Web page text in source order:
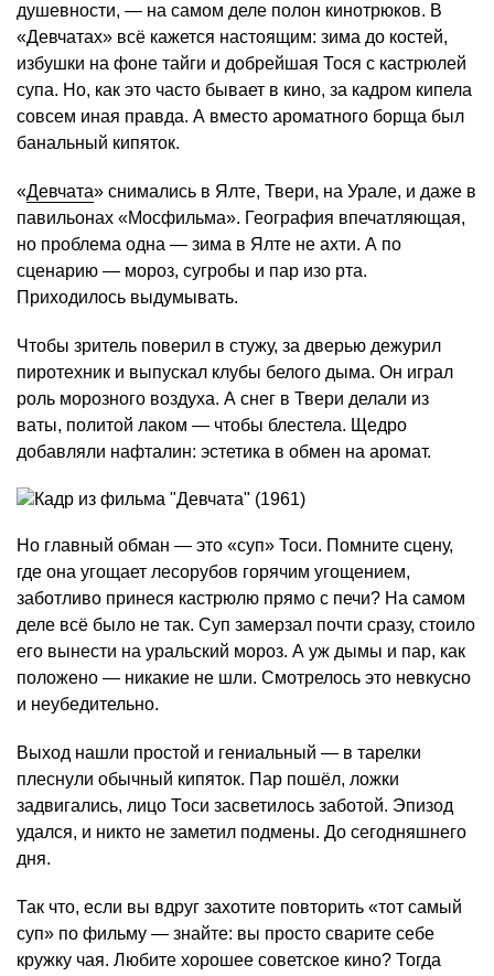
душевности, — на самом деле полон кинотрюков. В
«Девчатах» всё кажется настоящим: зима до костей,
избушки на фоне тайги и добрейшая Тося с кастрюлей
супа. Но, как это часто бывает в кино, за кадром кипела
совсем иная правда. А вместо ароматного борща был
банальный кипяток.
«Девчата» снимались в Ялте, Твери, на Урале, и даже в
павильонах «Мосфильма». География впечатляющая,
но проблема одна — зима в Ялте не ахти. А по
сценарию — мороз, сугробы и пар изо рта.
Приходилось выдумывать.
Чтобы зритель поверил в стужу, за дверью дежурил
пиротехник и выпускал клубы белого дыма. Он играл
роль морозного воздуха. А снег в Твери делали из
ваты, политой лаком — чтобы блестела. Щедро
добавляли нафталин: эстетика в обмен на аромат.
Но главный обман — это «суп» Тоси. Помните сцену,
где она угощает лесорубов горячим угощением,
заботливо принеся кастрюлю прямо с печи? На самом
деле всё было не так. Суп замерзал почти сразу, стоило
его вынести на уральский мороз. А уж дымы и пар, как
положено — никакие не шли. Смотрелось это невкусно
и неубедительно.
Выход нашли простой и гениальный — в тарелки
плеснули обычный кипяток. Пар пошёл, ложки
задвигались, лицо Тоси засветилось заботой. Эпизод
удался, и никто не заметил подмены. До сегодняшнего
дня.
Так что, если вы вдруг захотите повторить «тот самый
суп» по фильму — знайте: вы просто сварите себе
кружку чая. Любите хорошее советское кино? Тогда